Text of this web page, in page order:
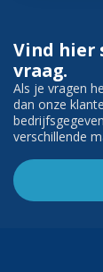
Vind hier
vraag.
Als je vragen
dan onze
verschillende